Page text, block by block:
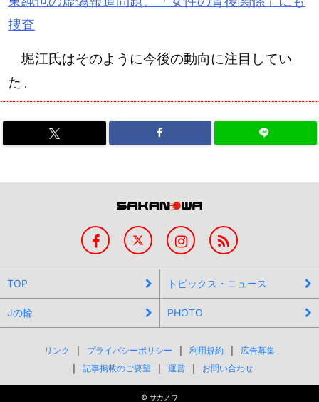
捜査
堀江氏はそのように今後の動向に注目してい
た。
TOP トピックス・ニュース
Jの輪 PHOTO
リンク プライバシーポリシー 利用規約
広告募集
記事掲載のご要望
運営 お問い合わせ
© サカノワ